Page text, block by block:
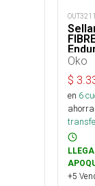
Oko
$
en 6
+5